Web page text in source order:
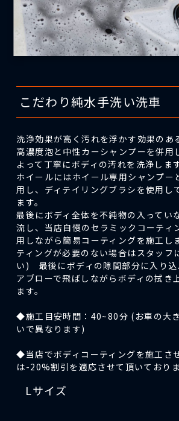
こだわり純水手洗い洗車
洗浄効果が高く汚れを浮かす効果のあ
高濃度泡と中性カーシャンプーを併用
よって丁寧にボディの汚れを洗浄します
ホイールにはホイール専用シャンプー
用し、ディテイリングブラシを使用し
ます。
最後にボディ全体を不純物の入ってい
流し、当店自慢のセラミックコーティ
用しながら簡易コーティングを施工
ティングが必要のない場合はスタッフ
い) 最後にボディの隙間部分に入り込
アブローで飛ばしながらボディの拭き
ます。
◆施工目安時間：40~80分 (お車の大
いで異なります)
◆当店でボディコーティングを施工さ
は-20%割引を適応させて頂いており
Lサイズ